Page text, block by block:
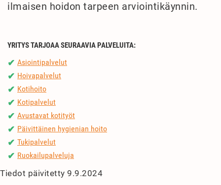
ilmaisen hoidon tarpeen arviointikäynnin.
YRITYS TARJOAA SEURAAVIA PALVELUITA:
✔ Asiointipalvelut
✔ Hoivapalvelut
✔ Kotihoito
✔ Kotipalvelut
✔ Avustavat kotityöt
✔ Päivittäinen hygienian hoito
✔ Tukipalvelut
✔ Ruokailupalveluja
Tiedot päivitetty 9.9.2024